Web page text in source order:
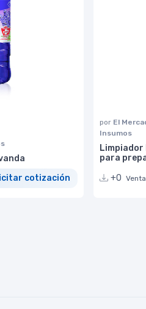
cotización
por El
Insumos
para
+0